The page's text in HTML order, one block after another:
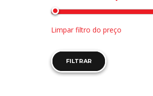
Limpar filtro do preço
FILTRAR